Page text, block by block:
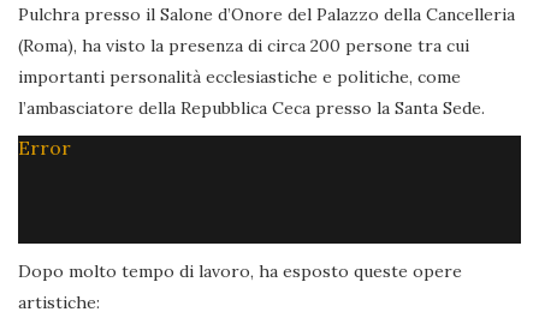
Pulchra presso il Salone d’Onore del Palazzo della Cancelleria
(Roma), ha visto la presenza di circa 200 persone tra cui
importanti personalità ecclesiastiche e politiche, come
l’ambasciatore della Repubblica Ceca presso la Santa Sede.
Error
Dopo molto tempo di lavoro, ha esposto queste opere
artistiche: